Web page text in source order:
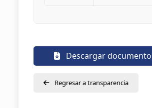
Descargar
Regresar a transparencia